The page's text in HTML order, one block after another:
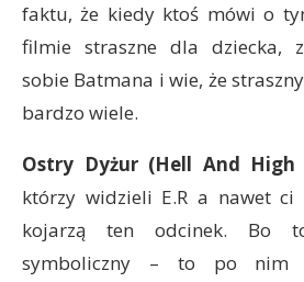
faktu, że kiedy ktoś mówi o
filmie straszne dla dziecka,
sobie Batmana i wie, że
bardzo wiele.
Ostry Dyżur (Hell And High
którzy widzieli E.R a nawet
kojarzą ten odcinek. Bo
symboliczny – to po nim